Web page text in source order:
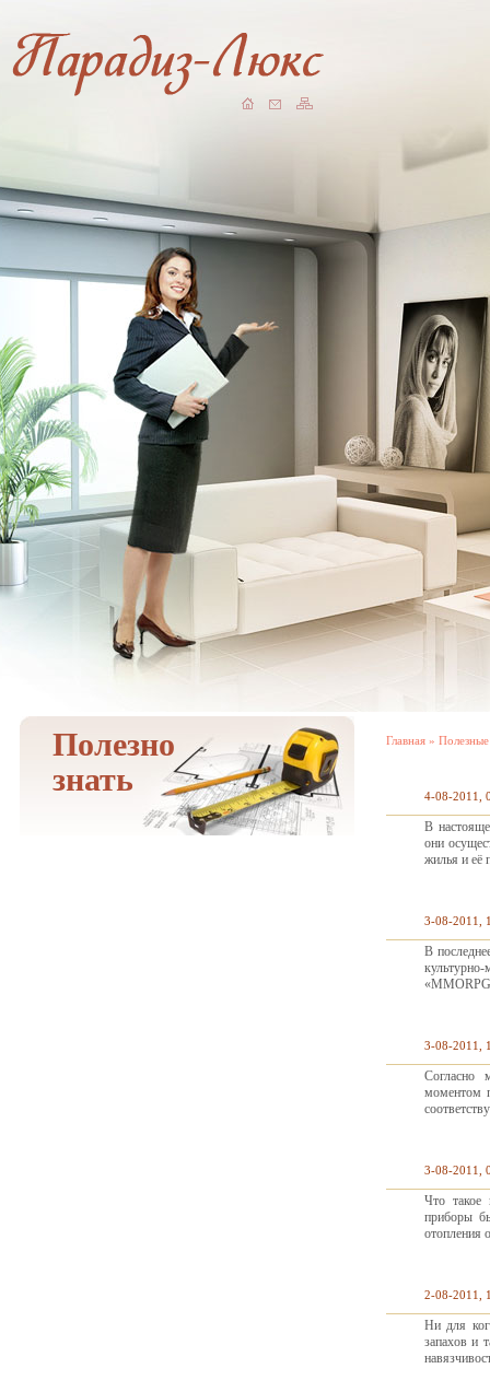
Полезно
знать
Главная »
4-08-2011,
В
они
жилья и её
3-08-2011,
В
3-08-2011,
Согласно
моментом
3-08-2011,
Что такое
приборы
отопления
2-08-2011,
Ни для
запахов и